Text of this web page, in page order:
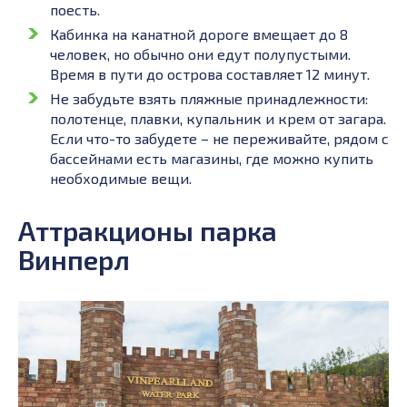
поесть.
Кабинка на канатной дороге вмещает до 8
человек, но обычно они едут полупустыми.
Время в пути до острова составляет 12 минут.
Не забудьте взять пляжные принадлежности:
полотенце, плавки, купальник и крем от загара.
Если что-то забудете – не переживайте, рядом с
бассейнами есть магазины, где можно купить
необходимые вещи.
Аттракционы парка
Винперл